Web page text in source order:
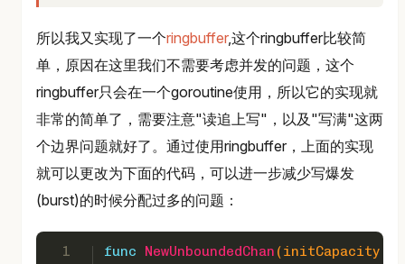
所以我又实现了一个ringbuffer,这个ringbuffer比较简
单，原因在这里我们不需要考虑并发的问题，这个
ringbuffer只会在一个goroutine使用，所以它的实现就
非常的简单了，需要注意"读追上写"，以及"写满"这两
个边界问题就好了。通过使用ringbuffer，上面的实现
就可以更改为下面的代码，可以进一步减少写爆发
(burst)的时候分配过多的问题：
1
func NewUnboundedChan (initCapacity